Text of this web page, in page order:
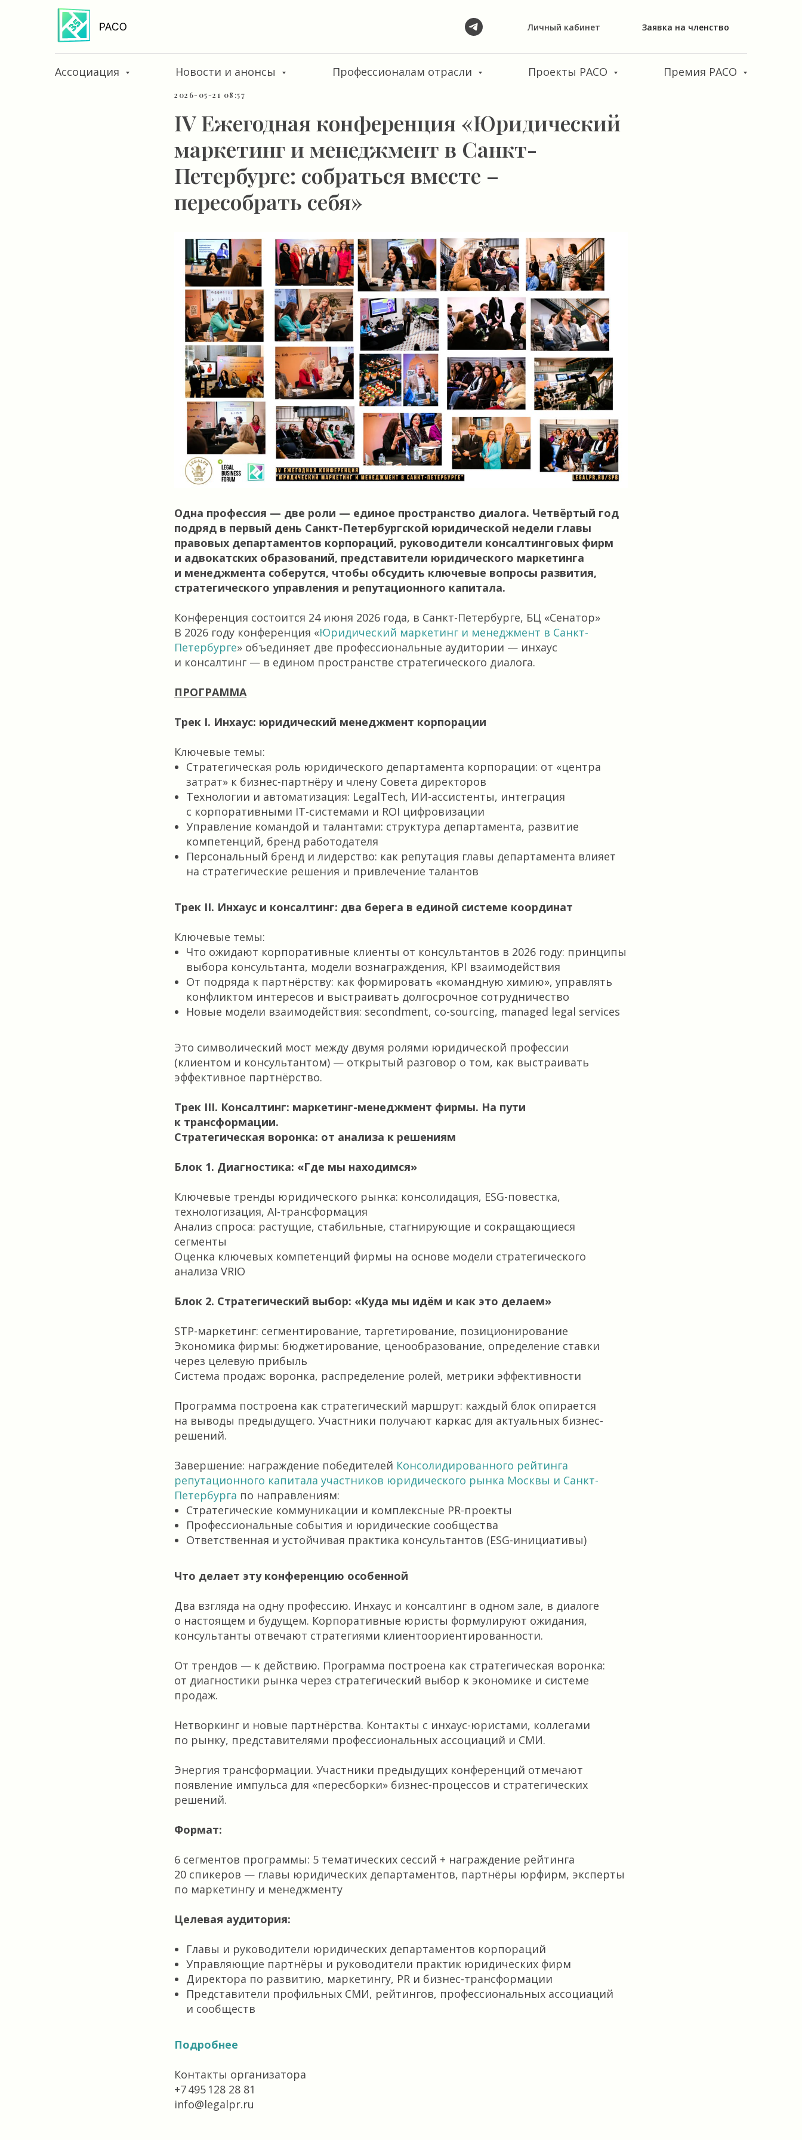
Личный кабинет Заявка на членство
Ассоциация Новости и анонсы Профессионалам отрасли Проекты РАСО Премия РАСО
2026-05-21 08:57
IV Ежегодная конференция «Юридический
маркетинг и менеджмент в Санкт-
Петербурге: собраться вместе –
пересобрать себя»
Одна профессия — две роли — единое пространство диалога. Четвёртый год
подряд в первый день Санкт-Петербургской юридической недели главы
правовых департаментов корпораций, руководители консалтинговых фирм
и адвокатских образований, представители юридического маркетинга
и менеджмента соберутся, чтобы обсудить ключевые вопросы развития,
стратегического управления и репутационного капитала.
Конференция состоится 24 июня 2026 года, в Санкт-Петербурге, БЦ «Сенатор»
В 2026 году конференция «Юридический маркетинг и менеджмент в Санкт-
Петербурге» объединяет две профессиональные аудитории — инхаус
и консалтинг — в едином пространстве стратегического диалога.
ПРОГРАММА
Трек I. Инхаус: юридический менеджмент корпорации
Ключевые темы:
Стратегическая роль юридического департамента корпорации: от «центра
затрат» к бизнес-партнёру и члену Совета директоров
Технологии и автоматизация: LegalTech, ИИ-ассистенты, интеграция
с корпоративными IT-системами и ROI цифровизации
Управление командой и талантами: структура департамента, развитие
компетенций, бренд работодателя
Персональный бренд и лидерство: как репутация главы департамента влияет
на стратегические решения и привлечение талантов
Трек II. Инхаус и консалтинг: два берега в единой системе координат
Ключевые темы:
Что ожидают корпоративные клиенты от консультантов в 2026 году: принципы
выбора консультанта, модели вознаграждения, KPI взаимодействия
От подряда к партнёрству: как формировать «командную химию», управлять
конфликтом интересов и выстраивать долгосрочное сотрудничество
Новые модели взаимодействия: secondment, co-sourcing, managed legal services
Это символический мост между двумя ролями юридической профессии
(клиентом и консультантом) — открытый разговор о том, как выстраивать
эффективное партнёрство.
Трек III. Консалтинг: маркетинг-менеджмент фирмы. На пути
к трансформации.
Стратегическая воронка: от анализа к решениям
Блок 1. Диагностика: «Где мы находимся»
Ключевые тренды юридического рынка: консолидация, ESG-повестка,
технологизация, AI-трансформация
Анализ спроса: растущие, стабильные, стагнирующие и сокращающиеся
сегменты
Оценка ключевых компетенций фирмы на основе модели стратегического
анализа VRIO
Блок 2. Стратегический выбор: «Куда мы идём и как это делаем»
STP-маркетинг: сегментирование, таргетирование, позиционирование
Экономика фирмы: бюджетирование, ценообразование, определение ставки
через целевую прибыль
Система продаж: воронка, распределение ролей, метрики эффективности
Программа построена как стратегический маршрут: каждый блок опирается
на выводы предыдущего. Участники получают каркас для актуальных бизнес-
решений.
Завершение: награждение победителей Консолидированного рейтинга
репутационного капитала участников юридического рынка Москвы и Санкт-
Петербурга по направлениям:
Стратегические коммуникации и комплексные PR-проекты
Профессиональные события и юридические сообщества
Ответственная и устойчивая практика консультантов (ESG-инициативы)
Что делает эту конференцию особенной
Два взгляда на одну профессию. Инхаус и консалтинг в одном зале, в диалоге
о настоящем и будущем. Корпоративные юристы формулируют ожидания,
консультанты отвечают стратегиями клиентоориентированности.
От трендов — к действию. Программа построена как стратегическая воронка:
от диагностики рынка через стратегический выбор к экономике и системе
продаж.
Нетворкинг и новые партнёрства. Контакты с инхаус-юристами, коллегами
по рынку, представителями профессиональных ассоциаций и СМИ.
Энергия трансформации. Участники предыдущих конференций отмечают
появление импульса для «пересборки» бизнес-процессов и стратегических
решений.
Формат:
6 сегментов программы: 5 тематических сессий + награждение рейтинга
20 спикеров — главы юридических департаментов, партнёры юрфирм, эксперты
по маркетингу и менеджменту
Целевая аудитория:
Главы и руководители юридических департаментов корпораций
Управляющие партнёры и руководители практик юридических фирм
Директора по развитию, маркетингу, PR и бизнес-трансформации
Представители профильных СМИ, рейтингов, профессиональных ассоциаций
и сообществ
Подробнее
Контакты организатора
+7 495 128 28 81
info@legalpr.ru